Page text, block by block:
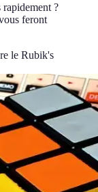
?
feront
le Rubik's